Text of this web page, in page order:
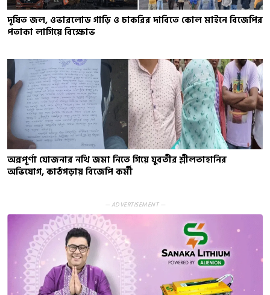
দূষিত জল, ওভারলোড গাড়ি ও চাকরির দাবিতে কোল মাইনে বিজেপির
পতাকা লাগিয়ে বিক্ষোভ
অন্নপূর্ণা যোজনার নথি জমা নিতে গিয়ে যুবতীর শ্লীলতাহানির
অভিযোগ, কাঠগড়ায় বিজেপি কর্মী
— ADVERTISEMENT —